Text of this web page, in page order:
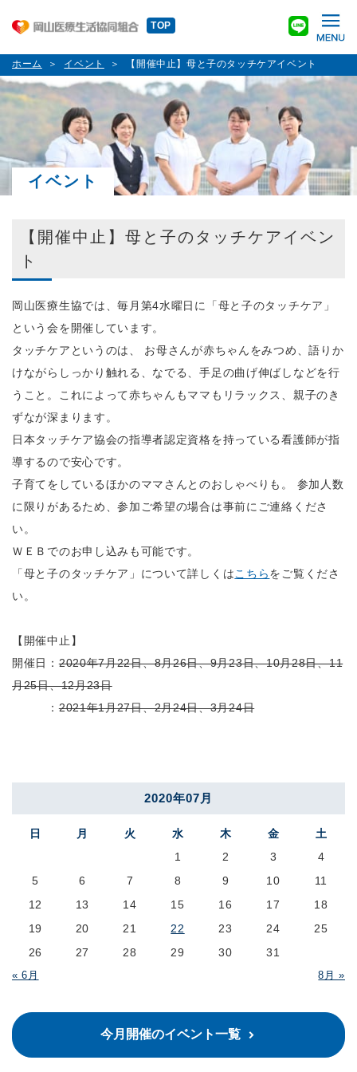
TOP
ホーム イベント 【開催中止】母と子のタッチケアイベント
イベント
【開催中止】母と子のタッチケアイベン
ト
岡山医療生協では、毎月第4水曜日に「母と子のタッチケア」
という会を開催しています。
タッチケアというのは、 お母さんが赤ちゃんをみつめ、語りか
けながらしっかり触れる、なでる、手足の曲げ伸ばしなどを行
うこと。これによって赤ちゃんもママもリラックス、親子のき
ずなが深まります。
日本タッチケア協会の指導者認定資格を持っている看護師が指
導するので安心です。
子育てをしているほかのママさんとのおしゃべりも。 参加人数
に限りがあるため、参加ご希望の場合は事前にご連絡くださ
い。
ＷＥＢでのお申し込みも可能です。
「母と子のタッチケア」について詳しくはこちらをご覧くださ
い。
【開催中止】
開催日：2020年7月22日、8月26日、9月23日、10月28日、11
月25日、12月23日
：2021年1月27日、2月24日、3月24日
2020年07月
日 月 火 水 木 金 土
« 6月 8月 »
1 2 3
4
5
6 7 8 9 10
11
12
13 14 15 16 17
18
19
20 21 22 23 24
25
26
27 28 29 30 31
今月開催のイベント一覧